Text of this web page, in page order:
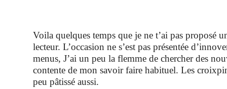
Voila quelques temps que je ne t’ai pas proposé
lecteur. L’occasion ne s’est pas présentée
menus, J’ai un peu la flemme de chercher des
contente de mon savoir faire habituel. Les
peu pâtissé aussi.